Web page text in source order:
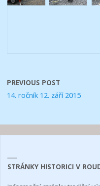
PREVIOUS POST
14. ročník 12. září 2015
STRÁNKY HISTORICI V